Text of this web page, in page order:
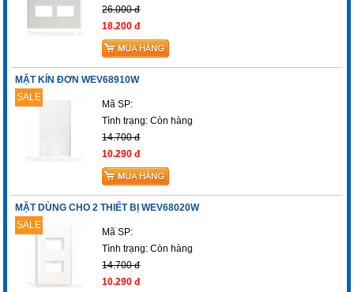
26.000 đ
18.200 đ
MẶT KÍN ĐƠN WEV68910W
SALE
Mã SP:
Tình trạng:Còn hàng
14.700 đ
10.290 đ
MẶT DÙNG CHO 2 THIẾT BỊ WEV68020W
SALE
Mã SP:
Tình trạng:Còn hàng
14.700 đ
10.290 đ